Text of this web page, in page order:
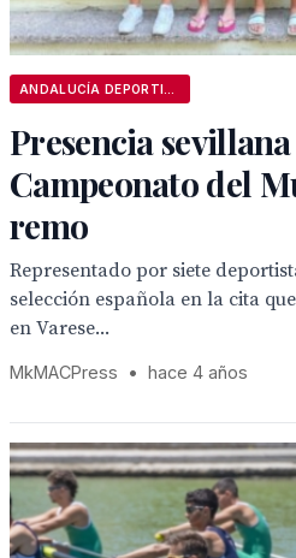
Presencia
Campeonato del
remo
Representado por siete
selección española en la cita
en Varese...
MkMACPress • hace 4 años